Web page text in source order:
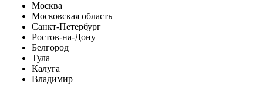
Москва
Московская область
Санкт-Петербург
Ростов-на-Дону
Белгород
Тула
Калуга
Владимир